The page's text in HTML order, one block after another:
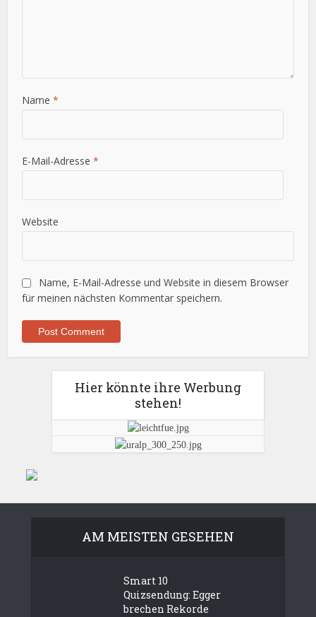
Name*
E-Mail-Adresse*
Website
Name, E-Mail-Adresse und Website in diesem Browser
für meinen nächsten Kommentar speichern.
Hier könnte ihre Werbung
stehen!
AM MEISTEN GESEHEN
Smart 10
Quizsendung: Egger
brechen Rekorde